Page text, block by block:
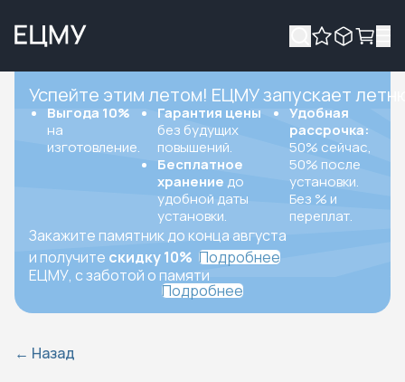
Успейте этим летом! ЕЦМУ запускает
Выгода 10%
на
изготовление.
Гарантия цены
без будущих
повышений.
Бесплатное
хранение до
удобной даты
установки.
Удобная
рассрочка:
50% сейчас,
50% после
установки.
Без % и
переплат.
Закажите памятник до конца августа
и получите скидку 10% Подробнее
ЕЦМУ, с заботой о памяти
Подробнее
← Назад